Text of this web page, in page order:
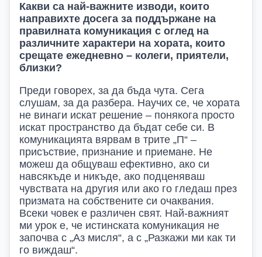
Какви са най-важните изводи, които
направихте досега за поддържане на
правилната комуникация с оглед на
различните характери на хората, които
срещате ежедневно – колеги, приятели,
близки?
Преди говорех, за да бъда чута. Сега
слушам, за да разбера. Научих се, че хората
не винаги искат решение – понякога просто
искат пространство да бъдат себе си. В
комуникацията вярвам в трите „П“ –
присъствие, признание и приемане. Не
можеш да общуваш ефективно, ако си
навсякъде и никъде, ако подценяваш
чувствата на другия или ако го гледаш през
призмата на собствените си очаквания.
Всеки човек е различен свят. Най-важният
ми урок е, че истинската комуникация не
започва с „Аз мисля“, а с „Разкажи ми как ти
го виждаш“.